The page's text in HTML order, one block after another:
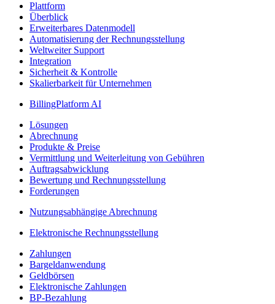
Plattform
Überblick
Erweiterbares Datenmodell
Automatisierung der Rechnungsstellung
Weltweiter Support
Integration
Sicherheit & Kontrolle
Skalierbarkeit für Unternehmen
BillingPlatform AI
Lösungen
Abrechnung
Produkte & Preise
Vermittlung und Weiterleitung von Gebühren
Auftragsabwicklung
Bewertung und Rechnungsstellung
Forderungen
Nutzungsabhängige Abrechnung
Elektronische Rechnungsstellung
Zahlungen
Bargeldanwendung
Geldbörsen
Elektronische Zahlungen
BP-Bezahlung